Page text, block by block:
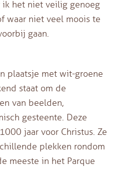
ik het niet veilig genoeg
waar niet veel moois te
gaan.
plaatsje met wit-groene
staat om de
van beelden,
gesteente. Deze
jaar voor Christus. Ze
plekken rondom
meeste in het Parque